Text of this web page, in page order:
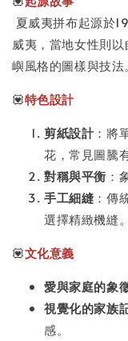
夏威夷拼布起源於
威夷，當地女性則
嶼風格的圖樣與技法。
💟特色設計
剪紙設計：將
花，常見圖騰
對稱與平衡 ：
手工細縫 ：傳
選擇精緻機縫。
💟文化意義
愛與家庭的象
視覺化的家族
感。